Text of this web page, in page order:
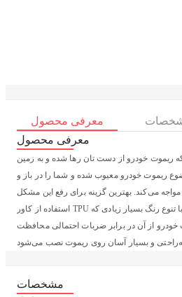
معرفی محصول
معرفی محصول
که ریموت خودرو از دست تان رها شده و به زمین
ریموت خودرو معیوب شده و شما را در باز و
می‌کند. بهترین گزینه برای رفع این مشکل
استفاده از کاور TPU به همراه جاسوئیچی ریموت است که با تنوع رنگ بسیار زیادی که
خودرو از آن در برابر ضربات احتمالی محافظت
مشخصات